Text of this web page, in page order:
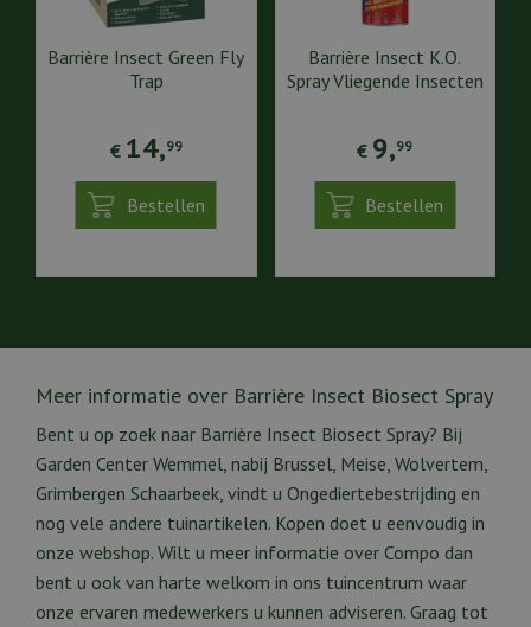
Barrière Insect Green Fly
Trap
€ 14,99
Bestellen
Barrière Insect K.O.
Spray Vliegende Insecten
€ 9,99
Bestellen
Meer informatie over Barrière Insect Biosect Spray
Bent u op zoek naar Barrière Insect Biosect Spray? Bij
Garden Center Wemmel, nabij Brussel, Meise, Wolvertem,
Grimbergen Schaarbeek, vindt u Ongediertebestrijding en
nog vele andere tuinartikelen. Kopen doet u eenvoudig in
onze webshop. Wilt u meer informatie over Compo dan
bent u ook van harte welkom in ons tuincentrum waar
onze ervaren medewerkers u kunnen adviseren. Graag tot